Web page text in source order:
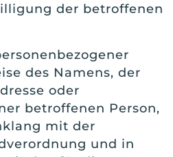
der betroffenen
des Namens, der
oder
betroffenen Person,
mit der
und in